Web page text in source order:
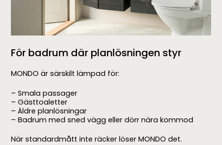
För badrum där planlösningen styr
MONDO är särskilt lämpad för:
– Smala passager
– Gästtoaletter
– Äldre planlösningar
– Badrum med sned vägg eller dörr nära kommod
När standardmått inte räcker löser MONDO det.